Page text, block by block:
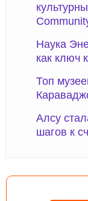
Наука
как ключ
Топ
Алсу
шагов к